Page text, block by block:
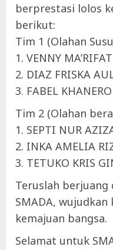
berprestasi lolos
berikut:
Tim 1 (Olahan
1. VENNY
2. DIAZ FRISKA
3. FABEL
Tim 2 (Olahan
1. SEPTI NUR
2. INKA AMELIA
3. TETUKO KRIS
Teruslah berjuang
SMADA,
kemajuan bangsa.
Selamat untuk